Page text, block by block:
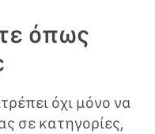
όπως
όχι μόνο να
σε κατηγορίες,